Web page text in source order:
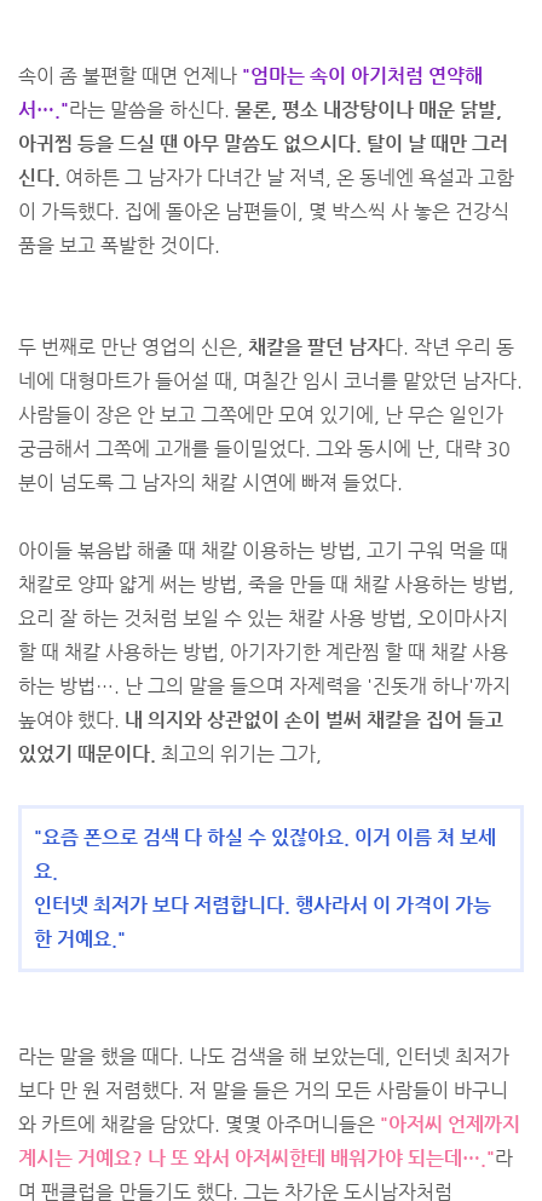
속이 좀 불편할 때면 언제나 "엄마는 속이 아기처럼 연약해
서…."라는 말씀을 하신다. 물론, 평소 내장탕이나 매운 닭발,
아귀찜 등을 드실 땐 아무 말씀도 없으시다. 탈이 날 때만 그러
신다. 여하튼 그 남자가 다녀간 날 저녁, 온 동네엔 욕설과 고함
이 가득했다. 집에 돌아온 남편들이, 몇 박스씩 사 놓은 건강식
품을 보고 폭발한 것이다.
두 번째로 만난 영업의 신은, 채칼을 팔던 남자다. 작년 우리 동
네에 대형마트가 들어설 때, 며칠간 임시 코너를 맡았던 남자다.
사람들이 장은 안 보고 그쪽에만 모여 있기에, 난 무슨 일인가
궁금해서 그쪽에 고개를 들이밀었다. 그와 동시에 난, 대략 30
분이 넘도록 그 남자의 채칼 시연에 빠져 들었다.
아이들 볶음밥 해줄 때 채칼 이용하는 방법, 고기 구워 먹을 때
채칼로 양파 얇게 써는 방법, 죽을 만들 때 채칼 사용하는 방법,
요리 잘 하는 것처럼 보일 수 있는 채칼 사용 방법, 오이마사지
할 때 채칼 사용하는 방법, 아기자기한 계란찜 할 때 채칼 사용
하는 방법…. 난 그의 말을 들으며 자제력을 '진돗개 하나'까지
높여야 했다. 내 의지와 상관없이 손이 벌써 채칼을 집어 들고
있었기 때문이다. 최고의 위기는 그가,
"요즘 폰으로 검색 다 하실 수 있잖아요. 이거 이름 쳐 보세
요.
인터넷 최저가 보다 저렴합니다. 행사라서 이 가격이 가능
한 거예요."
라는 말을 했을 때다. 나도 검색을 해 보았는데, 인터넷 최저가
보다 만 원 저렴했다. 저 말을 들은 거의 모든 사람들이 바구니
와 카트에 채칼을 담았다. 몇몇 아주머니들은 "아저씨 언제까지
계시는 거예요? 나 또 와서 아저씨한테 배워가야 되는데…."라
며 팬클럽을 만들기도 했다. 그는 차가운 도시남자처럼